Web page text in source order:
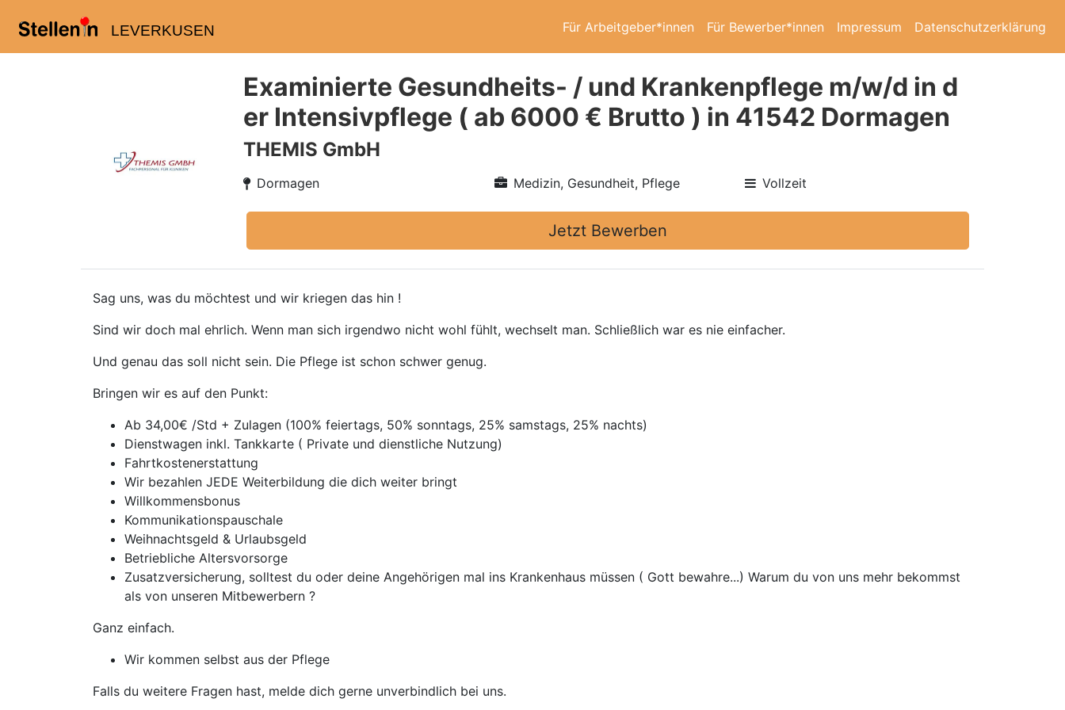
LEVERKUSEN Für Arbeitgeber*innen Für Bewerber*innen Impressum Datenschutzerklärung
Examinierte Gesundheits- / und Krankenpflege m/w/d in d
er Intensivpflege ( ab 6000 € Brutto ) in 41542 Dormagen
THEMIS GmbH
Dormagen Medizin, Gesundheit, Pflege Vollzeit
Jetzt Bewerben
Sag uns, was du möchtest und wir kriegen das hin !
Sind wir doch mal ehrlich. Wenn man sich irgendwo nicht wohl fühlt, wechselt man. Schließlich war es nie einfacher.
Und genau das soll nicht sein. Die Pflege ist schon schwer genug.
Bringen wir es auf den Punkt:
Ab 34,00€ /Std + Zulagen (100% feiertags, 50% sonntags, 25% samstags, 25% nachts)
Dienstwagen inkl. Tankkarte ( Private und dienstliche Nutzung)
Fahrtkostenerstattung
Wir bezahlen JEDE Weiterbildung die dich weiter bringt
Willkommensbonus
Kommunikationspauschale
Weihnachtsgeld & Urlaubsgeld
Betriebliche Altersvorsorge
Zusatzversicherung, solltest du oder deine Angehörigen mal ins Krankenhaus müssen ( Gott bewahre...) Warum du von uns mehr bekommst
als von unseren Mitbewerbern ?
Ganz einfach.
Wir kommen selbst aus der Pflege
Falls du weitere Fragen hast, melde dich gerne unverbindlich bei uns.